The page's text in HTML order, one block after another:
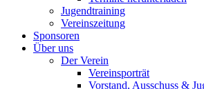
Jugendtraining
Vereinszeitung
Sponsoren
Über uns
Der Verein
Vereinsporträt
Vorstand, Ausschuss &